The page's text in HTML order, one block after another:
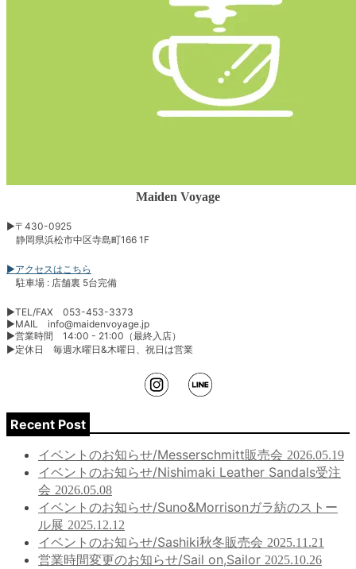
Maiden Voyage
▶︎〒430-0925
静岡県浜松市中区寺島町166 1F
▶︎アクセスはこちら
駐車場 : 店舗裏 5台完備
▶︎TEL/FAX 053-453-3373
▶︎MAIL info@maidenvoyage.jp
▶︎営業時間 14:00 - 21:00（最終入店）
▶︎定休日 毎週水曜日&木曜日、祝日は営業
Recent Post
イベントのお知らせ/Messerschmitt販売会 2026.05.19
イベントのお知らせ/Nishimaki Leather Sandals受注
会 2026.05.08
イベントのお知らせ/Suno&Morrisonガラ紡のストー
ル展 2025.12.12
イベントのお知らせ/Sashiki秋冬販売会 2025.11.21
営業時間変更のお知らせ/Sail on,Sailor 2025.10.26